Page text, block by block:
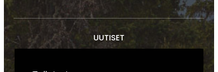
UUTISET